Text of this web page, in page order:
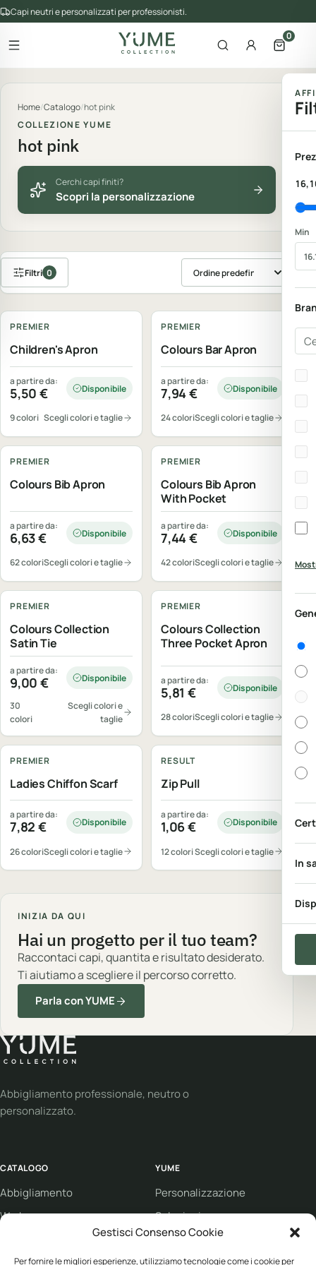
Gestisci Consenso Cookie
Per fornire le migliori esperienze, utilizziamo tecnologie come i cookie per
Capi neutri e personalizzati per professionisti.
Apri il menu
del catalogo
Apri la ricerca
AccountApri il
0
Home/Catalogo/hot pink
COLLEZIONE YUME
hot pink
Cerchi capi finiti?
Scopri la personalizzazione
Min
In
Filtri 0 Ordina prodotti
Personalizzabile
PREMIER
Children's Apron
a partire da:
5,50€ Disponibile
9 colori Scegli colori e taglie
Personalizzabile
PREMIER
Colours Bar Apron
a partire da:
7,94€ Disponibile
24 coloriScegli colori e taglie
PREMIER
Colours Bib Apron
a partire da:
6,63€ Disponibile
62 coloriScegli colori e taglie
PREMIER
Colours Bib Apron
With Pocket
a partire da:
7,44€ Disponibile
42 coloriScegli colori e taglie
PREMIER
Colours Collection
Satin Tie
a partire da:
9,00€ Disponibile
30
colori
Scegli colori e
taglie
PREMIER
Colours Collection
Three Pocket Apron
a partire da:
5,81€ Disponibile
28 coloriScegli colori e taglie
PREMIER
Ladies Chiffon Scarf
a partire da:
7,82€ Disponibile
26 coloriScegli colori e taglie
RESULT
Zip Pull
a partire da:
1,06€ Disponibile
12 coloriScegli colori e taglie
INIZIA DA QUI
Hai un progetto per il tuo team?
Raccontaci capi, quantita e risultato desiderato.
Ti aiutiamo a scegliere il percorso corretto.
Parla con YUME
Abbigliamento professionale, neutro o
personalizzato.
CATALOGO
Abbigliamento
Workwear
YUME
Personalizzazione
Soluzioni
Supporto